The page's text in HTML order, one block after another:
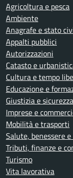
Agricoltura e pesca
Ambiente
Anagrafe e stato
Appalti pubblici
Autorizzazioni
Catasto e
Cultura e tempo
Educazione e
Giustizia e
Imprese e
Mobilità e trasporti
Salute, benessere
Tributi, finanze e
Turismo
Vita lavorativa